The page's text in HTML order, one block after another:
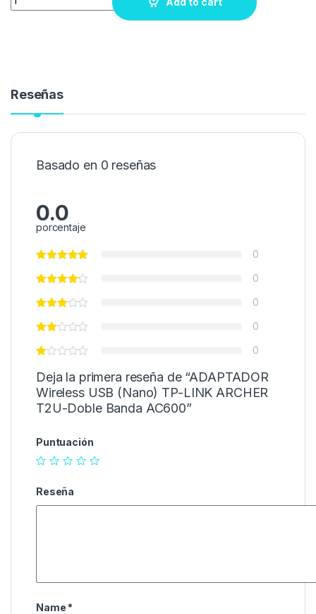
Reseñas
Basado en 0 reseñas
0.0
porcentaje
0
0
0
0
0
Deja la primera reseña de “ADAPTADOR
Wireless USB (Nano) TP-LINK ARCHER
T2U-Doble Banda AC600”
Puntuación
Reseña
Name *